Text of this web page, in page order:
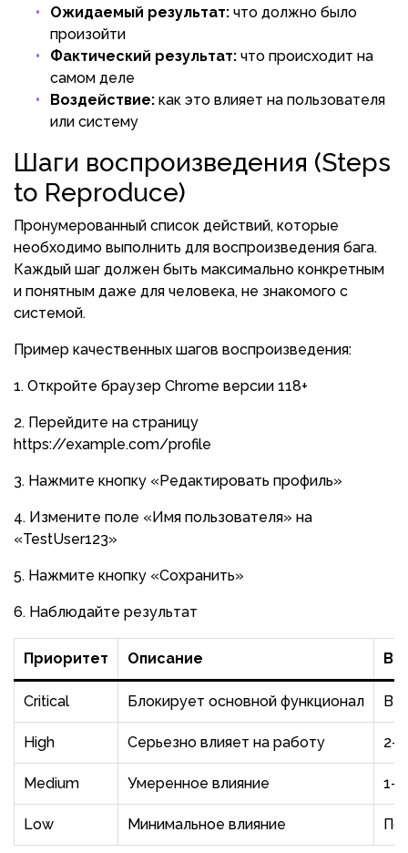
Ожидаемый результат: что должно было
произойти
Фактический результат: что происходит на
самом деле
Воздействие: как это влияет на пользователя
или систему
Шаги воспроизведения (Steps
to Reproduce)
Пронумерованный список действий, которые
необходимо выполнить для воспроизведения бага.
Каждый шаг должен быть максимально конкретным
и понятным даже для человека, не знакомого с
системой.
Пример качественных шагов воспроизведения:
Откройте браузер Chrome версии 118+
Перейдите на страницу
https://example.com/profile
Нажмите кнопку «Редактировать профиль»
Измените поле «Имя пользователя» на
«TestUser123»
Нажмите кнопку «Сохранить»
Наблюдайте результат
Приоритет Описание
Critical Блокирует основной функционал В
High Серьезно влияет на работу 2-
Medium Умеренное влияние 1-
Low Минимальное влияние По